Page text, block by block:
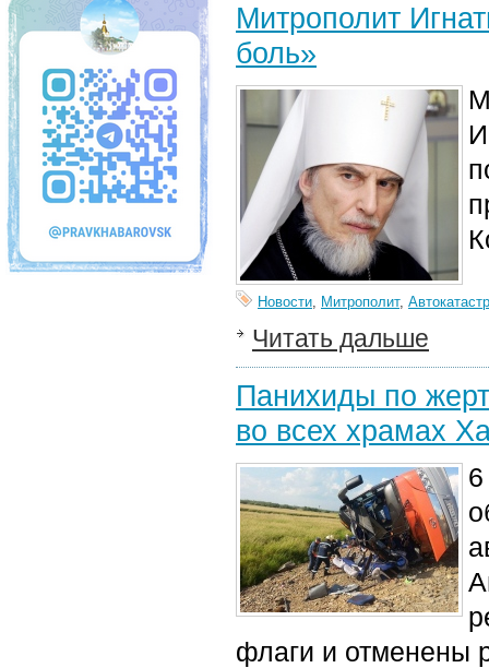
Митрополит
боль»
Новости, Митрополит,
Читать дальше
Панихиды по
во всех храмах
флаги и отменены